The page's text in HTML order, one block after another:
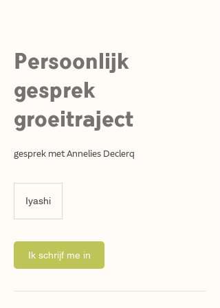
Persoonlijk
gesprek
groeitraject
gesprek met Annelies Declerq
Iyashi
Ik schrijf me in